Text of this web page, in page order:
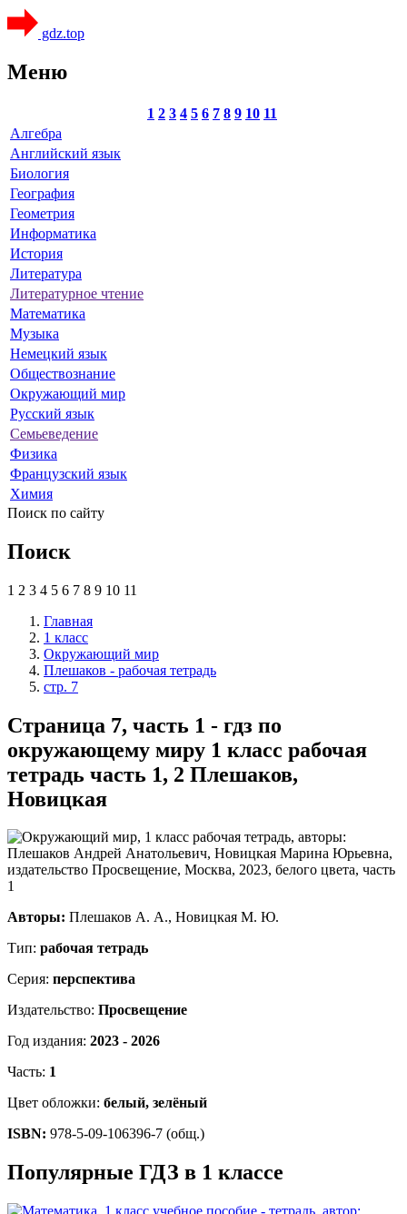
gdz.top
Меню
1 2 3 4 5 6 7 8 9 10 11
Алгебра
Английский язык
Биология
География
Геометрия
Информатика
История
Литература
Литературное чтение
Математика
Музыка
Немецкий язык
Обществознание
Окружающий мир
Русский язык
Семьеведение
Физика
Французский язык
Химия
Поиск по сайту
Поиск
1 2 3 4 5 6 7 8 9 10 11
Главная
1 класс
Окружающий мир
Плешаков - рабочая тетрадь
стр. 7
Страница 7, часть 1 - гдз по
окружающему миру 1 класс рабочая
тетрадь часть 1, 2 Плешаков,
Новицкая
Авторы: Плешаков А. А., Новицкая М. Ю.
Тип: рабочая тетрадь
Серия: перспектива
Издательство: Просвещение
Год издания: 2023 - 2026
Часть: 1
Цвет обложки: белый, зелёный
ISBN: 978-5-09-106396-7 (общ.)
Популярные ГДЗ в 1 классе